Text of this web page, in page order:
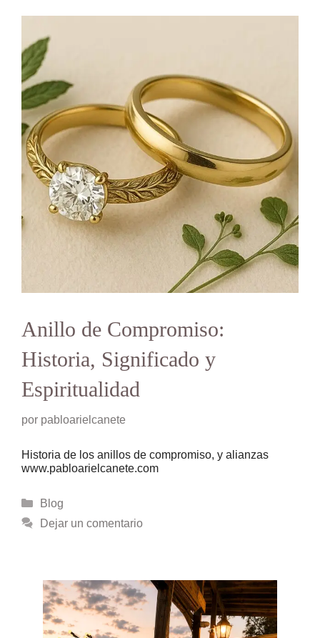
Anillo de Compromiso:
Historia, Significado y
Espiritualidad
por pabloarielcanete
Historia de los anillos de compromiso, y alianzas
www.pabloarielcanete.com
Categorías
Blog
Dejar un comentario